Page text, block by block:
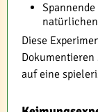
Diese
Dokumentieren
auf eine